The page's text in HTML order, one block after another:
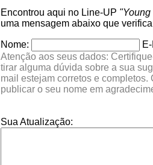
Encontrou aqui no Line-UP
uma mensagem abaixo que
Nome:
Atenção aos seus dados:
tirar alguma dúvida sobre a sua
mail estejam corretos e
publicar o seu nome em
Sua Atualização: